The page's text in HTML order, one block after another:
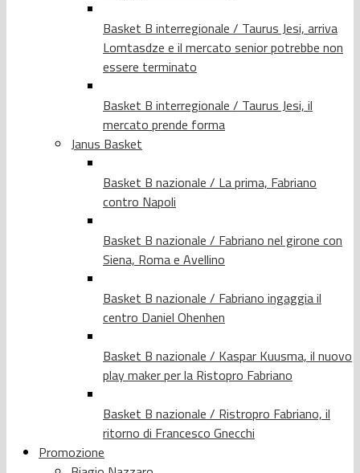
Basket B interregionale / Taurus Jesi, arriva
Lomtasdze e il mercato senior potrebbe non
essere terminato
Basket B interregionale / Taurus Jesi, il
mercato prende forma
Janus Basket
Basket B nazionale / La prima, Fabriano
contro Napoli
Basket B nazionale / Fabriano nel girone con
Siena, Roma e Avellino
Basket B nazionale / Fabriano ingaggia il
centro Daniel Ohenhen
Basket B nazionale / Kaspar Kuusma, il nuovo
play maker per la Ristopro Fabriano
Basket B nazionale / Ristropro Fabriano, il
ritorno di Francesco Gnecchi
Promozione